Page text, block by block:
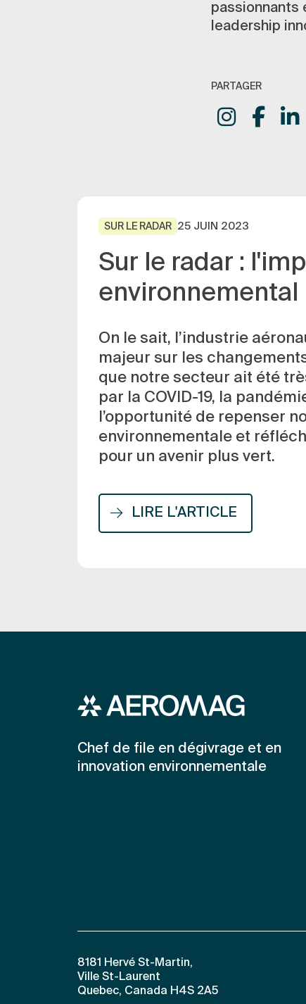
passionnants
leadership
PARTAGER
SUR LE RADAR 25 JUIN 2023
Sur le radar :
environnemental
On le sait, l’industrie
majeur sur les
que notre secteur ait été
par la COVID-19, la
l’opportunité de repenser
environnementale et
pour un avenir plus vert.
LIRE L'ARTICLE
Chef de file en dégivrage et en
innovation environnementale
8181 Hervé St-Martin,
Ville St-Laurent
Quebec, Canada H4S 2A5